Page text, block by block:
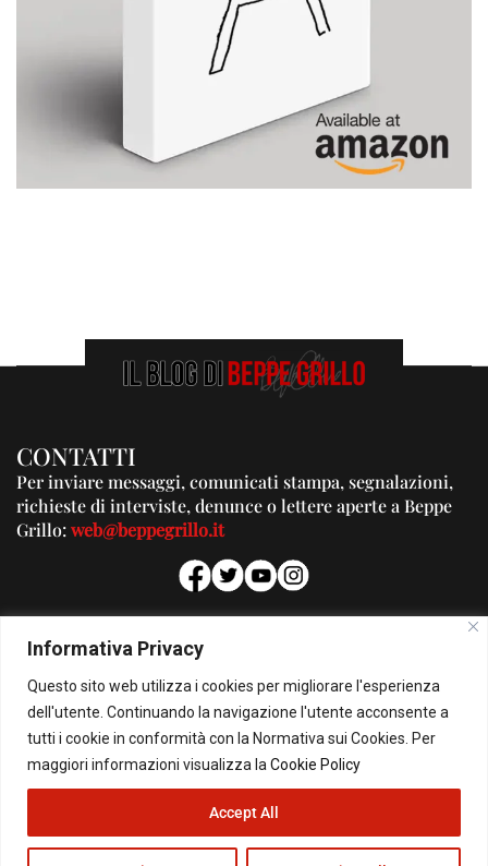
Informativa Privacy
Questo sito web utilizza i cookies per migliorare l'esperienza
dell'utente. Continuando la navigazione l'utente acconsente a
tutti i cookie in conformità con la Normativa sui Cookies. Per
maggiori informazioni visualizza la Cookie Policy
Accept All
CONTATTI
Per inviare messaggi, comunicati stampa, segnalazioni,
richieste di interviste, denunce o lettere aperte a Beppe
Grillo:web@beppegrillo.it
PUBBLICITA'
Per la tua pubblicità su questo Blog:
pubblicita@beppegrillo.it
© Copyright 2026 - Il Blog di Beppe Grillo. All Rights Reserved - Powered by
happygrafic.com